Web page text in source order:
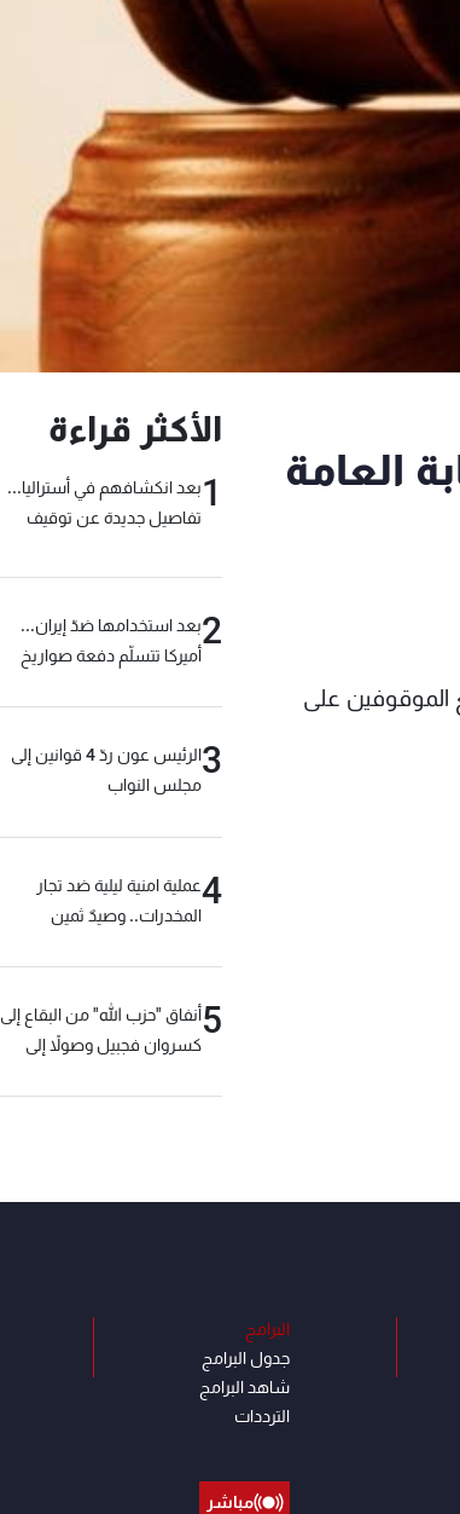
العامة
مع الموقوفين على
الأكثر قراءة
1بعد انكشافهم في أستراليا...
تفاصيل جديدة عن توقيف
2بعد استخدامها ضدّ إيران...
أميركا تتسلّم دفعة صواريخ
3
الرئيس عون ردّ 4 قوانين إلى
مجلس النواب
4عملية امنية ليلية ضد تجار
المخدرات.. وصيدٌ ثمين
5أنفاق "حزب الله" من البقاع إلى
كسروان فجبيل وصولاً إلى
البرامج
جدول البرامج
شاهد البرامج
الترددات
مباشر